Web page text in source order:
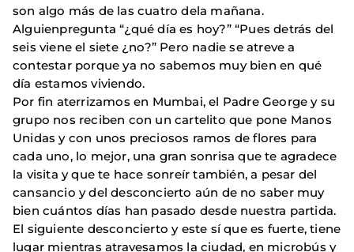
son algo más de las cuatro dela mañana.
Alguienpregunta “¿qué día es hoy?” “Pues detrás del
seis viene el siete ¿no?” Pero nadie se atreve a
contestar porque ya no sabemos muy bien en qué
día estamos viviendo.
Por fin aterrizamos en Mumbai, el Padre George y su
grupo nos reciben con un cartelito que pone Manos
Unidas y con unos preciosos ramos de flores para
cada uno, lo mejor, una gran sonrisa que te agradece
la visita y que te hace sonreír también, a pesar del
cansancio y del desconcierto aún de no saber muy
bien cuántos días han pasado desde nuestra partida.
El siguiente desconcierto y este sí que es fuerte, tiene
lugar mientras atravesamos la ciudad, en microbús y